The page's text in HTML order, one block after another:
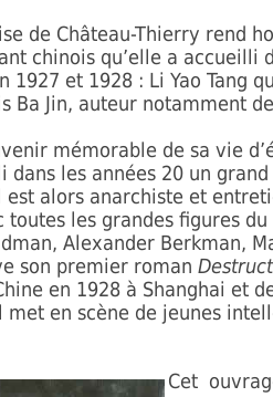
de Château-Thierry rend
chinois qu’elle a accueilli
1927 et 1928 : Li Yao Tang
Ba Jin, auteur notamment
mémorable de sa vie
les années 20 un
est alors anarchiste et
toutes les grandes figures
Alexander Berkman,
son premier roman
en 1928 à Shanghai et
met en scène de jeunes
Cet